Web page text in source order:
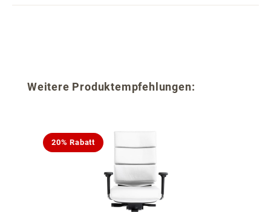
Produktgalerie überspringen
Weitere Produktempfehlungen:
20% Rabatt